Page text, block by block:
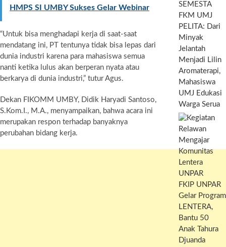
HMPS SI UMBY Sukses Gelar Webinar
“Untuk bisa menghadapi kerja di saat-saat
mendatang ini, PT tentunya tidak bisa lepas dari
dunia industri karena para mahasiswa semua
nanti ketika lulus akan berperan nyata atau
berkarya di dunia industri,” tutur Agus.
Dekan FIKOMM UMBY, Didik Haryadi Santoso,
S.Kom.I., M.A., menyampaikan, bahwa acara ini
merupakan respon terhadap banyaknya
perubahan bidang kerja.
PELITA: Dari
Minyak
Jelantah
Menjadi Lilin
Aromaterapi,
Mahasiswa
UMJ Edukasi
Warga Serua
FKIP UNPAR
Gelar Program
LENTERA,
Bantu 50
Anak Tahura
Djuanda